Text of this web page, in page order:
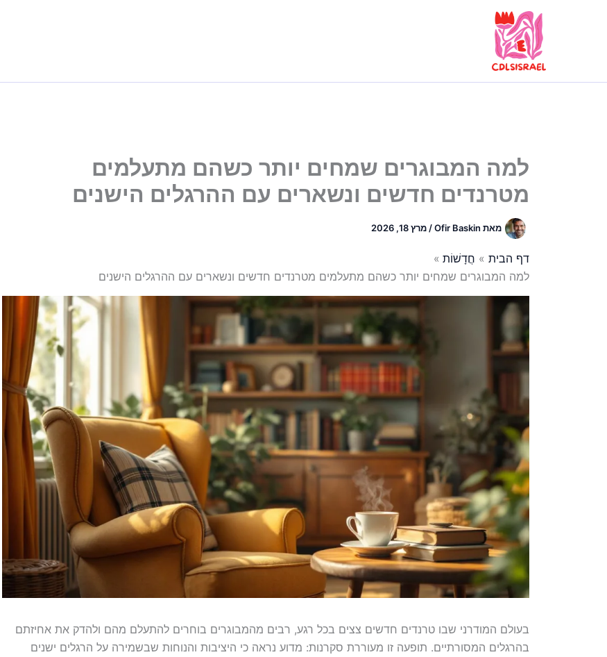
למה המבוגרים שמחים יותר כשהם מתעלמים
מטרנדים חדשים ונשארים עם ההרגלים הישנים
מאת Ofir Baskin
/ מרץ 18, 2026
דף הבית
חֲדָשׁוֹת
למה המבוגרים שמחים יותר כשהם מתעלמים מטרנדים חדשים ונשארים עם ההרגלים הישנים
בעולם המודרני שבו טרנדים חדשים צצים בכל רגע, רבים מהמבוגרים בוחרים להתעלם מהם ולהדק את אחיזתם
בהרגלים המסורתיים. תופעה זו מעוררת סקרנות: מדוע נראה כי היציבות והנוחות שבשמירה על הרגלים ישנים